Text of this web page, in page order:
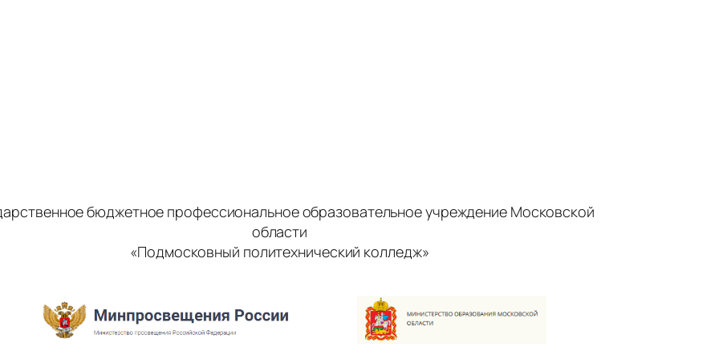
бюджетное профессиональное образовательное учреждение Московской
области
«Подмосковный политехнический колледж»